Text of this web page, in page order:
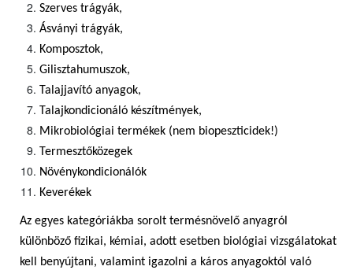
Szerves trágyák,
Ásványi trágyák,
Komposztok,
Gilisztahumuszok,
Talajjavító anyagok,
Talajkondicionáló készítmények,
Mikrobiológiai termékek (nem biopeszticidek!)
Termesztőközegek
Növénykondicionálók
Keverékek
Az egyes kategóriákba sorolt termésnövelő anyagról
különböző fizikai, kémiai, adott esetben biológiai vizsgálatokat
kell benyújtani, valamint igazolni a káros anyagoktól való